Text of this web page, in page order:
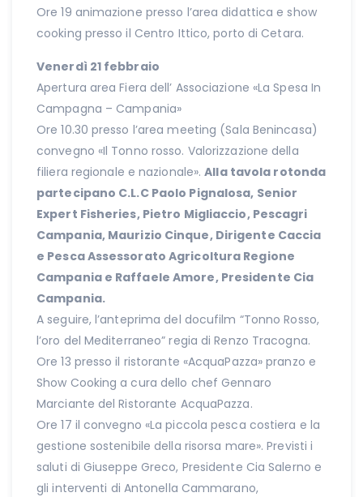
Ore 19 animazione presso l’area didattica e show
cooking presso il Centro Ittico, porto di Cetara.
Venerdì 21 febbraio
Apertura area Fiera dell’ Associazione «La Spesa In
Campagna – Campania»
Ore 10.30 presso l’area meeting (Sala Benincasa)
convegno «Il Tonno rosso. Valorizzazione della
filiera regionale e nazionale».Alla tavola rotonda
partecipano C.L.C Paolo Pignalosa, Senior
Expert Fisheries, Pietro Migliaccio, Pescagri
Campania, Maurizio Cinque, Dirigente Caccia
e Pesca Assessorato Agricoltura Regione
Campania e Raffaele Amore, Presidente Cia
Campania.
A seguire, l’anteprima del docufilm “Tonno Rosso,
l’oro del Mediterraneo” regia di Renzo Tracogna.
Ore 13 presso il ristorante «AcquaPazza» pranzo e
Show Cooking a cura dello chef Gennaro
Marciante del Ristorante AcquaPazza.
Ore 17 il convegno «La piccola pesca costiera e la
gestione sostenibile della risorsa mare». Previsti i
saluti di Giuseppe Greco, Presidente Cia Salerno e
gli interventi di Antonella Cammarano,